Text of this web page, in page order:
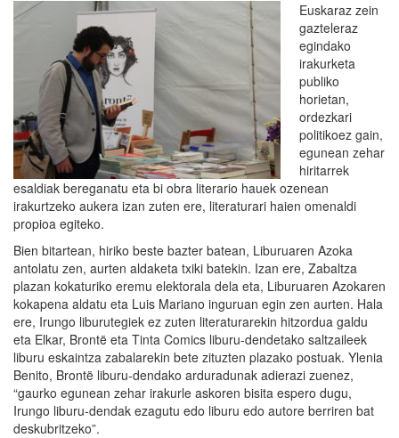
Euskaraz zein
gazteleraz
egindako
irakurketa
publiko
horietan,
ordezkari
politikoez gain,
egunean zehar
hiritarrek
esaldiak bereganatu eta bi obra literario hauek ozenean
irakurtzeko aukera izan zuten ere, literaturari haien omenaldi
propioa egiteko.
Bien bitartean, hiriko beste bazter batean, Liburuaren Azoka
antolatu zen, aurten aldaketa txiki batekin. Izan ere, Zabaltza
plazan kokaturiko eremu elektorala dela eta, Liburuaren Azokaren
kokapena aldatu eta Luis Mariano inguruan egin zen aurten. Hala
ere, Irungo liburutegiek ez zuten literaturarekin hitzordua galdu
eta Elkar, Brontë eta Tinta Comics liburu-dendetako saltzaileek
liburu eskaintza zabalarekin bete zituzten plazako postuak. Ylenia
Benito, Brontë liburu-dendako arduradunak adierazi zuenez,
“gaurko egunean zehar irakurle askoren bisita espero dugu,
Irungo liburu-dendak ezagutu edo liburu edo autore berriren bat
deskubritzeko”.